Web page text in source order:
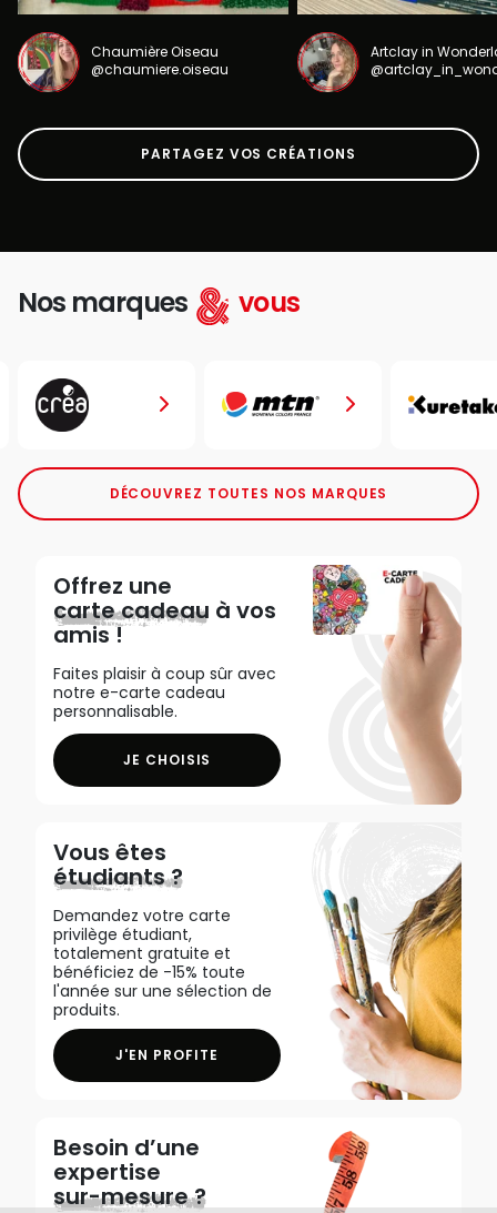
Chaumière Oiseau
@chaumiere.oiseau
Artclay in
PARTAGEZ VOS CRÉATIONS
Nos marques vous
DÉCOUVREZ TOUTES NOS MARQUES
Offrez une
carte cadeau à vos
amis !
Faites plaisir à coup sûr avec
notre e-carte cadeau
personnalisable.
JE CHOISIS
Vous êtes
étudiants ?
Demandez votre carte
privilège étudiant,
totalement gratuite et
bénéficiez de -15% toute
l'année sur une sélection de
produits.
J'EN PROFITE
Besoin d’une
expertise
sur-mesure ?